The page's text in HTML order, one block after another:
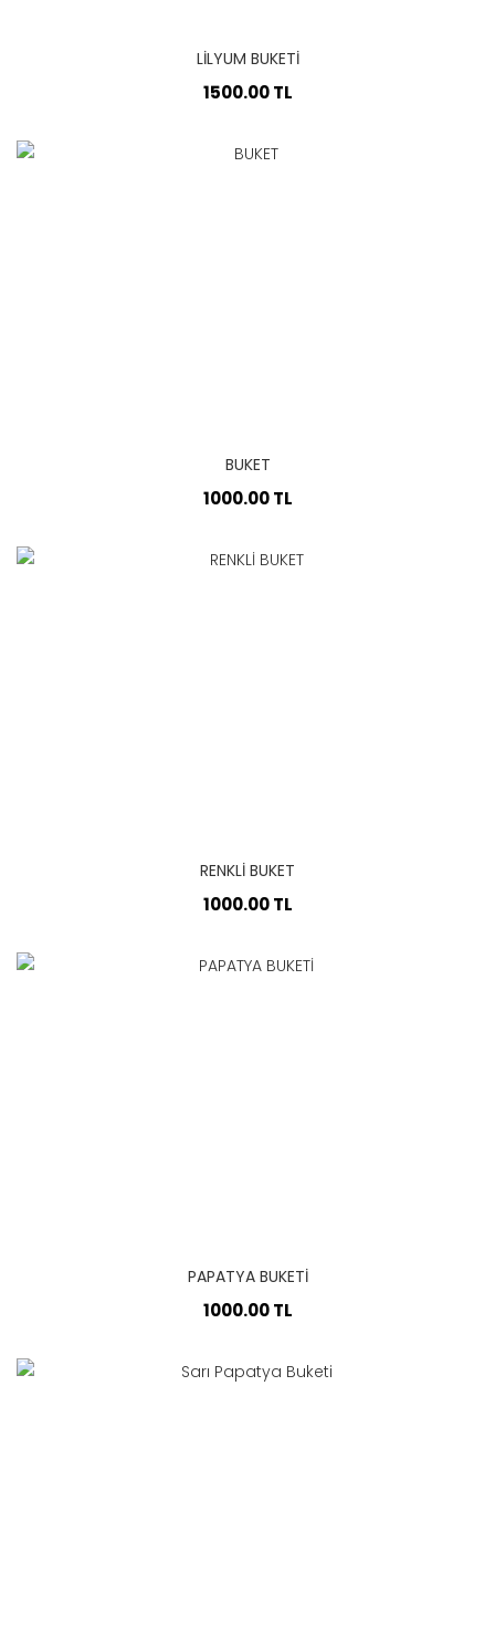
LİLYUM BUKETİ
1500.00 TL
BUKET
1000.00 TL
RENKLİ BUKET
1000.00 TL
PAPATYA BUKETİ
1000.00 TL